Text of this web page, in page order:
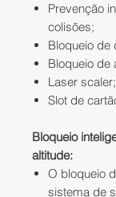
Prevenção
colisões;
Bloqueio de
Bloqueio de
Laser scaler;
Slot de
Bloqueio
altitude:
O bloqueio
sistema de